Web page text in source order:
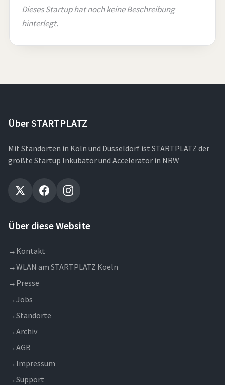
Dieses Startup hat noch keine Beschreibung
hinterlegt.
Über STARTPLATZ
Mit Standorten in Köln und Düsseldorf ist STARTPLATZ der
größte Startup Inkubator und Accelerator in NRW
Über diese Website
→ Kontakt
→WLAN am STARTPLATZ Koeln
→ Presse
→Jobs
→Standorte
→Archiv
→AGB
→ Impressum
→Support